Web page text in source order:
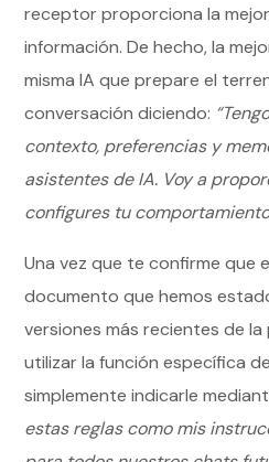
receptor proporciona la
información. De hecho, la
misma IA que prepare el
conversación diciendo:
contexto, preferencias y
asistentes de IA. Voy a
configures tu
Una vez que te confirme que
documento que hemos
versiones más recientes de
utilizar la función específica
simplemente indicarle
estas reglas como mis